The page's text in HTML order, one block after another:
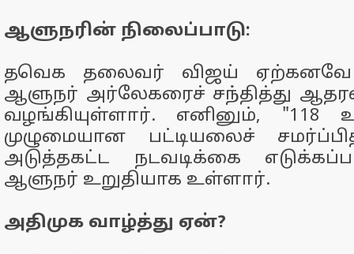
ஆளுநரின் நிலைப்பாடு:
தவெக தலைவர் விஜய் ஏற்கனவே
ஆளுநர் அர்லேகரைச் சந்தித்து
வழங்கியுள்ளார். எனினும், "118
முழுமையான பட்டியலைச்
அடுத்தகட்ட நடவடிக்கை
ஆளுநர் உறுதியாக உள்ளார்.
அதிமுக வாழ்த்து ஏன்?